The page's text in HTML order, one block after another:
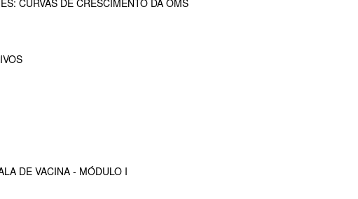
CURVAS DE CRESCIMENTO DA OMS
DE VACINA - MÓDULO I